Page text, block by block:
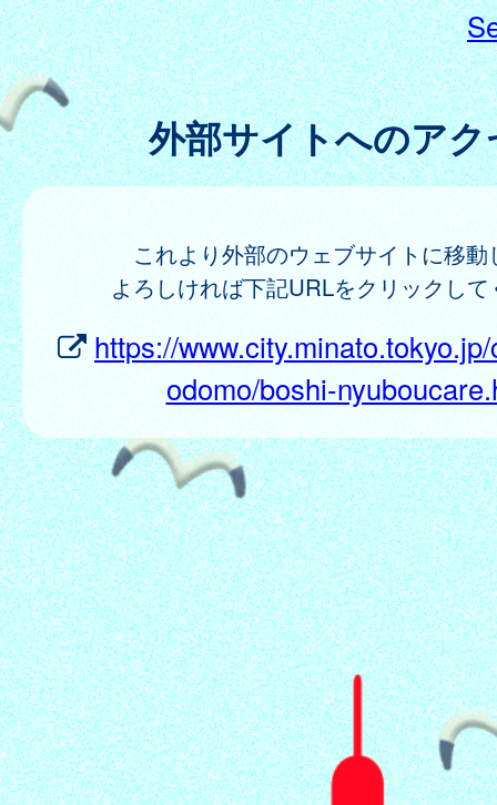
外部サイトへのア
これより外部のウェブサイトに移動
よろしければ下記URLをクリックし
https://
odomo/boshi-